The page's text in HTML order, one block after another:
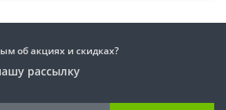
об акциях и скидках?
рассылку